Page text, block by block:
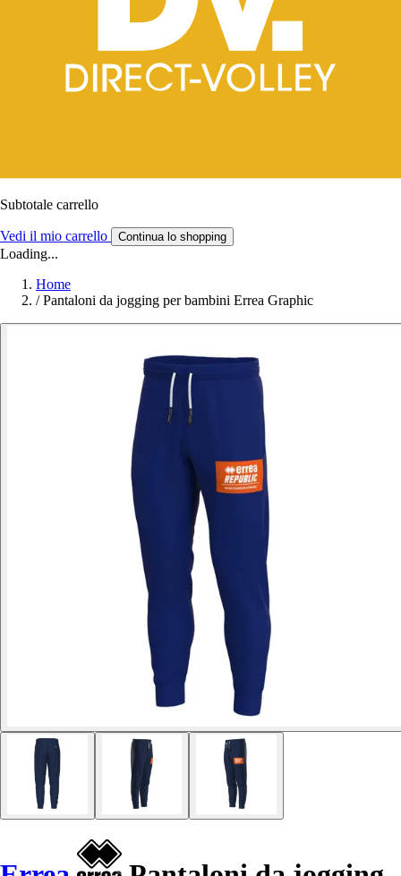
Subtotale carrello
Vedi il mio carrello Continua lo shopping
Loading...
Home
/ Pantaloni da jogging per bambini Errea Graphic